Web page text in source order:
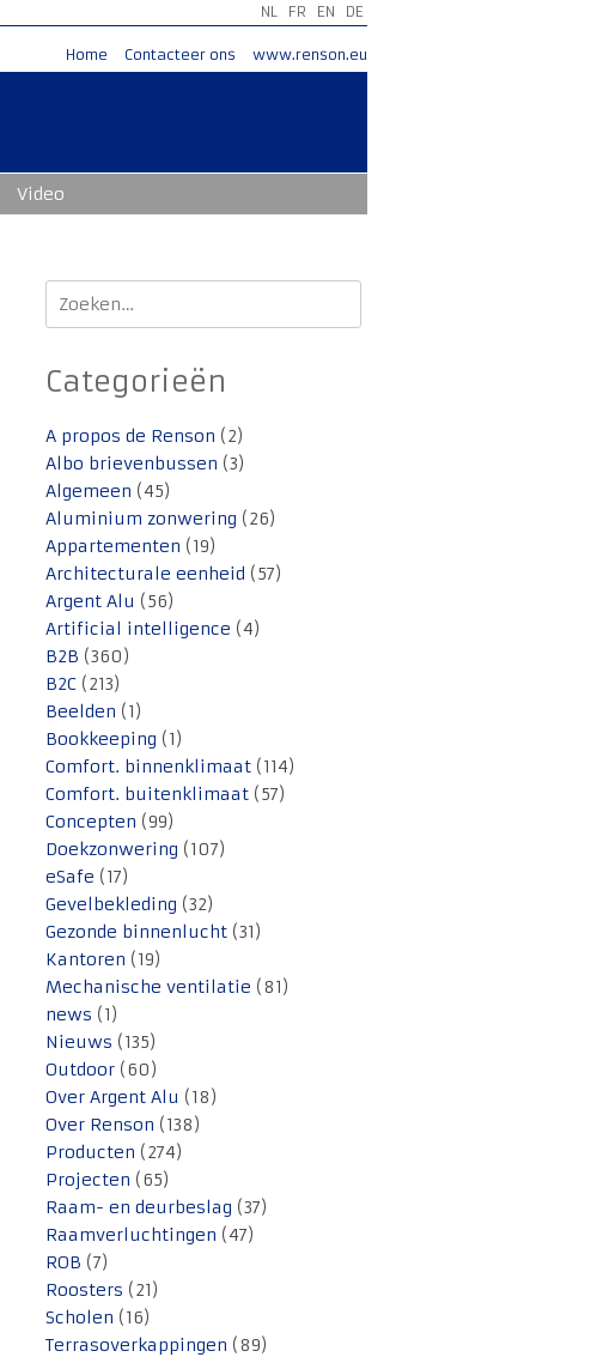
NL FR EN DE
Home Contacteer ons www.renson.eu
Video
Zoeken
naar:
Categorieën
A propos de Renson (2)
Albo brievenbussen (3)
Algemeen (45)
Aluminium zonwering (26)
Appartementen (19)
Architecturale eenheid (57)
Argent Alu (56)
Artificial intelligence (4)
B2B (360)
B2C (213)
Beelden (1)
Bookkeeping (1)
Comfort. binnenklimaat (114)
Comfort. buitenklimaat (57)
Concepten (99)
Doekzonwering (107)
eSafe (17)
Gevelbekleding (32)
Gezonde binnenlucht (31)
Kantoren (19)
Mechanische ventilatie (81)
news (1)
Nieuws (135)
Outdoor (60)
Over Argent Alu (18)
Over Renson (138)
Producten (274)
Projecten (65)
Raam- en deurbeslag (37)
Raamverluchtingen (47)
ROB (7)
Roosters (21)
Scholen (16)
Terrasoverkappingen (89)